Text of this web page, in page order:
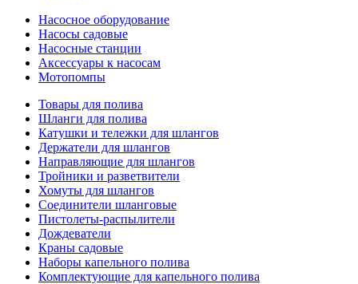
Насосное оборудование
Насосы садовые
Насосные станции
Аксессуары к насосам
Мотопомпы
Товары для полива
Шланги для полива
Катушки и тележки для шлангов
Держатели для шлангов
Направляющие для шлангов
Тройники и разветвители
Хомуты для шлангов
Соединители шланговые
Пистолеты-распылители
Дождеватели
Краны садовые
Наборы капельного полива
Комплектующие для капельного полива